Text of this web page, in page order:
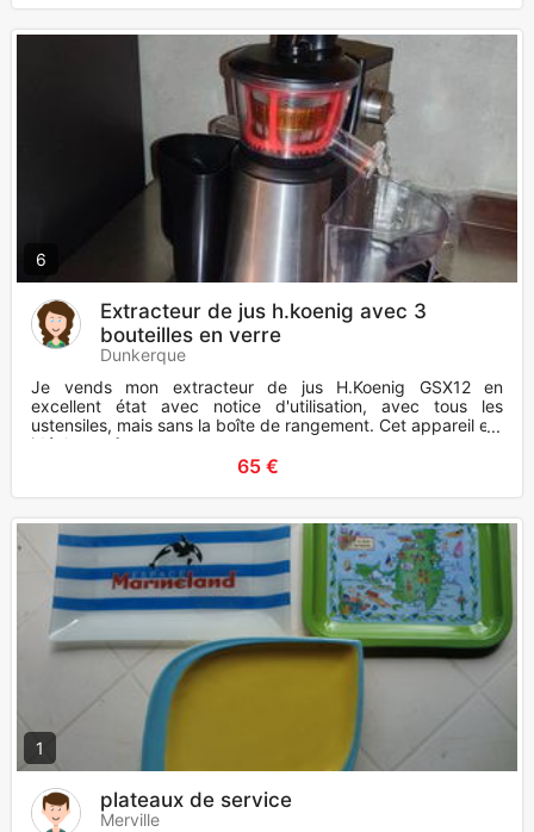
6
Extracteur de jus h.koenig avec 3
bouteilles en verre
Dunkerque
Je vends mon extracteur de jus H.Koenig GSX12 en
excellent état avec notice d'utilisation, avec tous les
ustensiles, mais sans la boîte de rangement. Cet appareil est
idéal pour fa
65 €
1
plateaux de service
Merville